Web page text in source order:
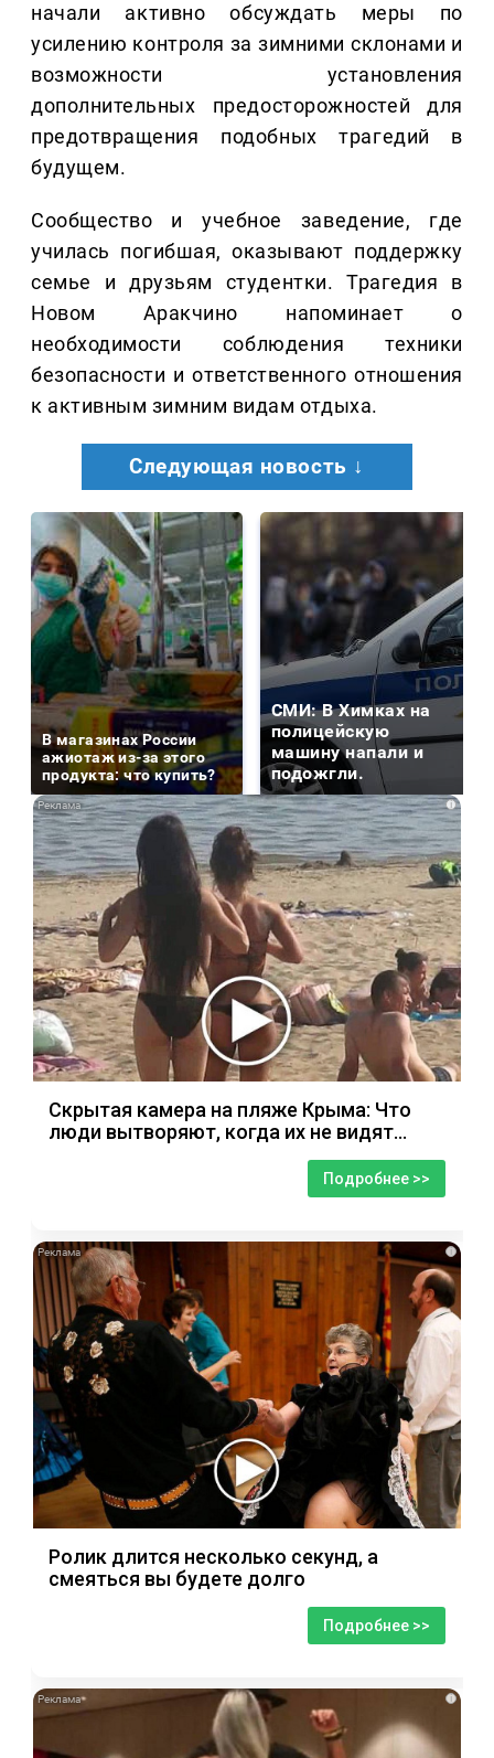
начали активно обсуждать меры по
усилению контроля за зимними склонами и
возможности установления
дополнительных предосторожностей для
предотвращения подобных трагедий в
будущем.
Сообщество и учебное заведение, где
училась погибшая, оказывают поддержку
семье и друзьям студентки. Трагедия в
Новом Аракчино напоминает о
необходимости соблюдения техники
безопасности и ответственного отношения
к активным зимним видам отдыха.
Следующая новость ↓
В магазинах России
ажиотаж из-за этого
продукта: что купить?
СМИ: В Химках на
полицейскую
машину напали и
подожгли.
i
Скрытая камера на пляже Крыма: Что
люди вытворяют, когда их не видят...
Подробнее >>
i
Ролик длится несколько секунд, а
смеяться вы будете долго
Подробнее >>
i